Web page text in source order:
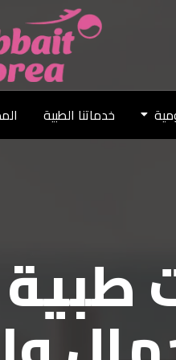
خدماتنا الطبية